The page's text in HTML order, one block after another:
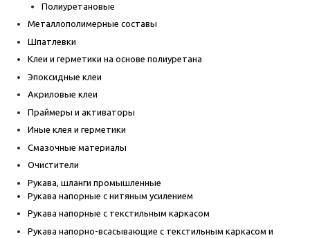
Полиуретановые
Металлополимерные составы
Шпатлевки
Клеи и герметики на основе полиуретана
Эпоксидные клеи
Акриловые клеи
Праймеры и активаторы
Иные клея и герметики
Смазочные материалы
Очистители
Рукава, шланги промышленные
Рукава напорные с нитяным усилением
Рукава напорные с текстильным каркасом
Рукава напорно-всасывающие с текстильным каркасом и